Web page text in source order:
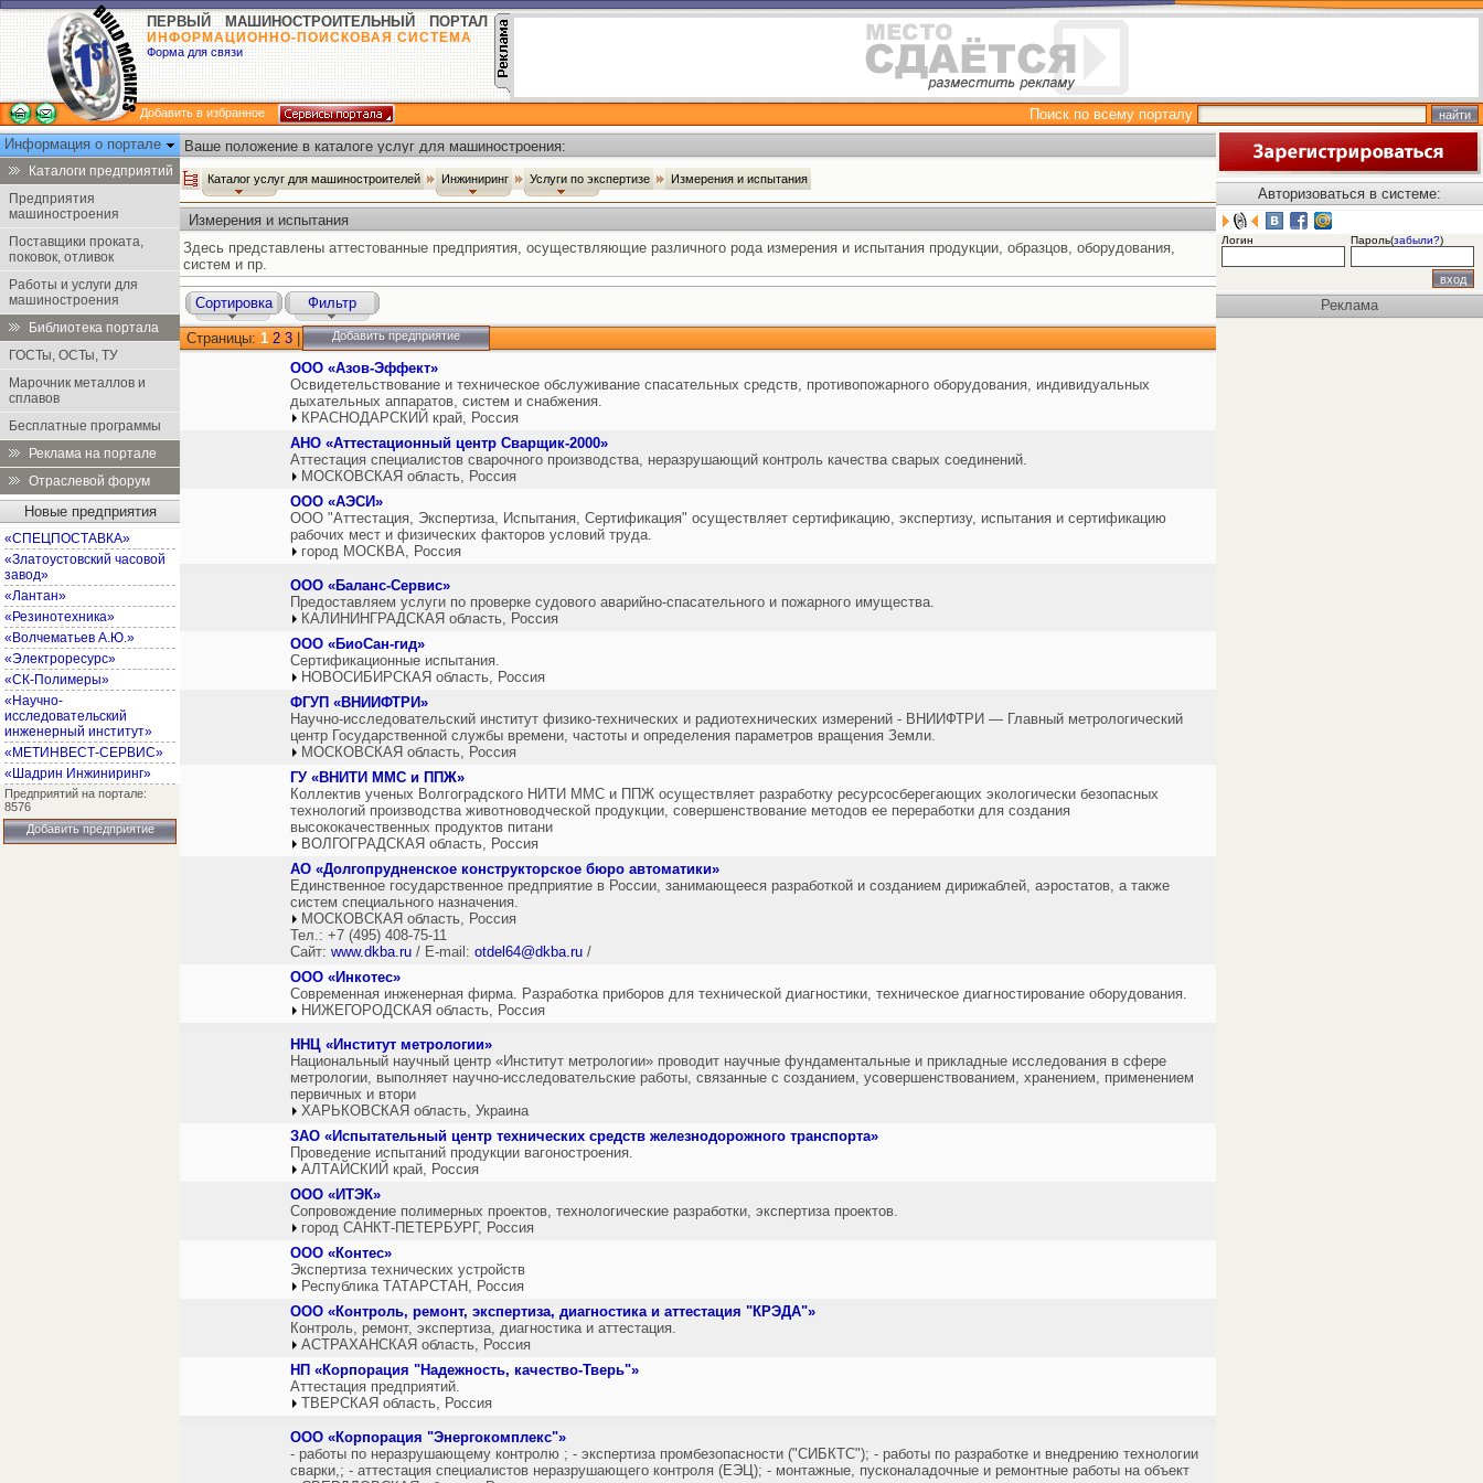
ПЕРВЫЙ МАШИНОСТРОИТЕЛЬНЫЙ ПОРТАЛ
ИНФОРМАЦИОННО-ПОИСКОВАЯ СИСТЕМА
Форма для связи
Добавить в избранное
Поиск по всему порталу
Информация о портале
Каталоги предприятий
Предприятия
машиностроения
Поставщики проката,
поковок, отливок
Работы и услуги для
машиностроения
Библиотека портала
ГОСТы, ОСТы, ТУ
Марочник металлов и
сплавов
Бесплатные программы
Реклама на портале
Отраслевой форум
Новые предприятия
«СПЕЦПОСТАВКА»
«Златоустовский часовой
завод»
«Лантан»
«Резинотехника»
«Волчематьев А.Ю.»
«Электроресурс»
«СК-Полимеры»
«Научно-
исследовательский
инженерный институт»
«МЕТИНВЕСТ-СЕРВИС»
«Шадрин Инжиниринг»
Предприятий на портале:
8576
Добавить предприятие
Ваше положение в каталоге услуг для машиностроения:
Каталог услуг для машиностроителей Инжиниринг Услуги по экспертизе Измерения и испытания
Измерения и испытания
Здесь представлены аттестованные предприятия, осуществляющие различного рода измерения и испытания продукции, образцов, оборудования,
систем и пр.
Сортировка Фильтр
Страницы: 1 2 3 Добавить предприятие
ООО «Азов-Эффект»
Освидетельствование и техническое обслуживание спасательных средств, противопожарного оборудования, индивидуальных
дыхательных аппаратов, систем и снабжения.
КРАСНОДАРСКИЙ край, Россия
АНО «Аттестационный центр Сварщик-2000»
Аттестация специалистов сварочного производства, неразрушающий контроль качества сварых соединений.
МОСКОВСКАЯ область, Россия
ООО «АЭСИ»
ООО "Аттестация, Экспертиза, Испытания, Сертификация" осуществляет сертификацию, экспертизу, испытания и сертификацию
рабочих мест и физических факторов условий труда.
город МОСКВА, Россия
ООО «Баланс-Сервис»
Предоставляем услуги по проверке судового аварийно-спасательного и пожарного имущества.
КАЛИНИНГРАДСКАЯ область, Россия
ООО «БиоСан-гид»
Сертификационные испытания.
НОВОСИБИРСКАЯ область, Россия
ФГУП «ВНИИФТРИ»
Научно-исследовательский институт физико-технических и радиотехнических измерений - ВНИИФТРИ — Главный метрологический
центр Государственной службы времени, частоты и определения параметров вращения Земли.
МОСКОВСКАЯ область, Россия
ГУ «ВНИТИ ММС и ППЖ»
Коллектив ученых Волгоградского НИТИ ММС и ППЖ осуществляет разработку ресурсосберегающих экологически безопасных
технологий производства животноводческой продукции, совершенствование методов ее переработки для создания
высококачественных продуктов питани
ВОЛГОГРАДСКАЯ область, Россия
АО «Долгопрудненское конструкторское бюро автоматики»
Единственное государственное предприятие в России, занимающееся разработкой и созданием дирижаблей, аэростатов, а также
систем специального назначения.
МОСКОВСКАЯ область, Россия
Тел.: +7 (495) 408-75-11
Сайт: www.dkba.ru / E-mail: otdel64@dkba.ru /
ООО «Инкотес»
Современная инженерная фирма. Разработка приборов для технической диагностики, техническое диагностирование оборудования.
НИЖЕГОРОДСКАЯ область, Россия
ННЦ «Институт метрологии»
Национальный научный центр «Институт метрологии» проводит научные фундаментальные и прикладные исследования в сфере
метрологии, выполняет научно-исследовательские работы, связанные с созданием, усовершенствованием, хранением, применением
первичных и втори
ХАРЬКОВСКАЯ область, Украина
ЗАО «Испытательный центр технических средств железнодорожного транспорта»
Проведение испытаний продукции вагоностроения.
АЛТАЙСКИЙ край, Россия
ООО «ИТЭК»
Сопровождение полимерных проектов, технологические разработки, экспертиза проектов.
город САНКТ-ПЕТЕРБУРГ, Россия
ООО «Контес»
Экспертиза технических устройств
Республика ТАТАРСТАН, Россия
ООО «Контроль, ремонт, экспертиза, диагностика и аттестация "КРЭДА"»
Контроль, ремонт, экспертиза, диагностика и аттестация.
АСТРАХАНСКАЯ область, Россия
НП «Корпорация "Надежность, качество-Тверь"»
Аттестация предприятий.
ТВЕРСКАЯ область, Россия
ООО «Корпорация "Энергокомплекс"»
- работы по неразрушающему контролю ; - экспертиза промбезопасности ("СИБКТС"); - работы по разработке и внедрению технологии
сварки,; - аттестация специалистов неразрушающего контроля (ЕЭЦ); - монтажные, пусконаладочные и ремонтные работы на объект
Авторизоваться в системе:
Логин Пароль(забыли?)
Реклама